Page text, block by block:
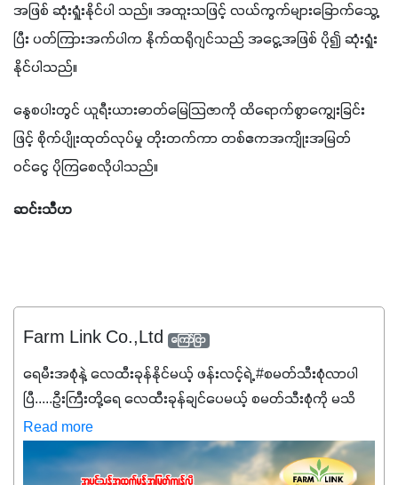
အဖြစ် ဆုံးရှုံးနိုင်ပါ သည်။ အထူးသဖြင့် လယ်ကွက်များခြောက်သွေ့
ပြီး ပတ်ကြားအက်ပါက နိုက်ထရိုဂျင်သည် အငွေ့အဖြစ် ပို၍ ဆုံးရှုံး
နိုင်ပါသည်။
နွေစပါးတွင် ယူရီးယားဓာတ်မြေသြဇာကို ထိရောက်စွာကျွေးခြင်း
ဖြင့် စိုက်ပျိုးထုတ်လုပ်မှု တိုးတက်ကာ တစ်ဧကအကျိုးအမြတ်
ဝင်ငွေ ပိုကြစေလိုပါသည်။
ဆင်းသီဟ
Farm Link Co.,Ltd ကြော်ငြာ
ရေမီးအစုံနဲ့ လေထီးခုန်နိုင်မယ့် ဖန်းလင့်ရဲ့ #စမတ်သီးစုံလာပါ
ပြီ.....ဦးကြီးတို့ရေ ‌လေထီးခုန်ချင်ပေမယ့် စမတ်သီးစုံကို မသိ
သေးရင်တော့ ဒီစာလေးကို ဆက်ဖတ်‌ပေးပါ #စမတ်သီးစုံဆိုတာ
အပင်တိုင်းအတွက် အဓိကအာဟာရNPK (19:7:8)နဲ့ #ဟူးမစ်
အက်စစ်တို့ အချိုးကျ ပေါင်းစပ်ထားတဲ့ ကွန်ပေါင်း
Read more